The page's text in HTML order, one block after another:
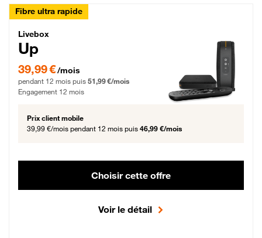
Fibre ultra rapide
Livebox Up Fibre
Livebox
Up
39,99 € par mois pendant 12 mois puis 51,99 € par mois, Engagement 12 mois
39,99 €/mois
pendant 12 mois puis 51,99 €/mois
Engagement 12 mois
Prix client mobile
39,99 €/mois pendant 12 mois puis 46,99 €/mois
Choisir cette offre
Voir le détail